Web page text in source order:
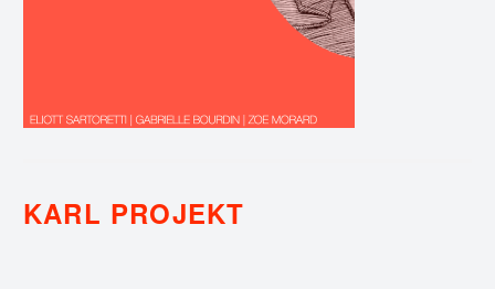
KARL PROJEKT